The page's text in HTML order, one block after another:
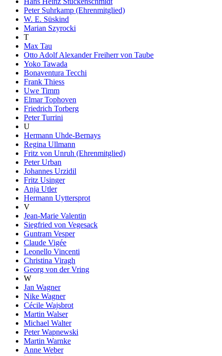
Peter Suhrkamp (Ehrenmitglied)
W. E. Süskind
Marian Szyrocki
T
Max Tau
Otto Adolf Alexander Freiherr von Taube
Yoko Tawada
Bonaventura Tecchi
Frank Thiess
Uwe Timm
Elmar Tophoven
Friedrich Torberg
Peter Turrini
U
Hermann Uhde-Bernays
Regina Ullmann
Fritz von Unruh (Ehrenmitglied)
Peter Urban
Johannes Urzidil
Fritz Usinger
Anja Utler
Hermann Uyttersprot
V
Jean-Marie Valentin
Siegfried von Vegesack
Guntram Vesper
Claude Vigée
Leonello Vincenti
Christina Viragh
Georg von der Vring
W
Jan Wagner
Nike Wagner
Cécile Wajsbrot
Martin Walser
Michael Walter
Peter Wapnewski
Martin Warnke
Anne Weber